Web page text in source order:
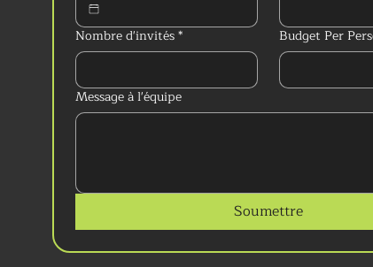
Nombre d'invités* Budget Per
Message à l'équipe
Soumettre